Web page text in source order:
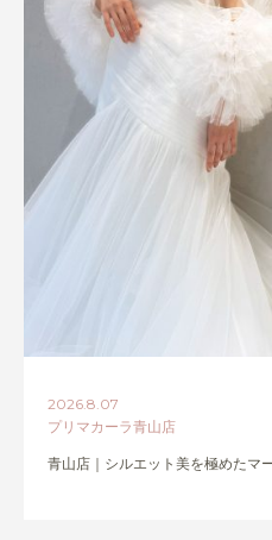
2026.8.07
プリマカーラ青山店
青山店｜シルエット美を極めたマ